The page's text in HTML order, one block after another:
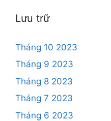
Lưu trữ
Tháng 10 2023
Tháng 9 2023
Tháng 8 2023
Tháng 7 2023
Tháng 6 2023